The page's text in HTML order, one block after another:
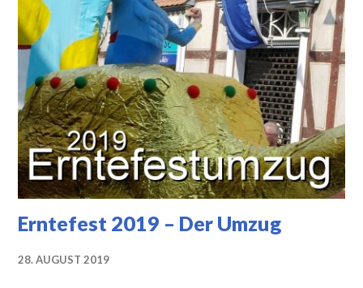
Erntefest 2019 – Der Umzug
28. AUGUST 2019